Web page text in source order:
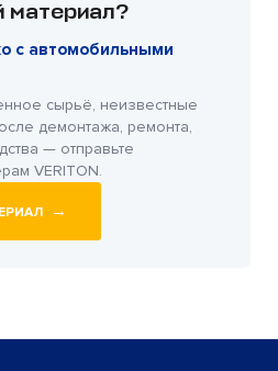
материал?
с автомобильными
сырьё, неизвестные
демонтажа, ремонта,
— отправьте
VERITON.
→